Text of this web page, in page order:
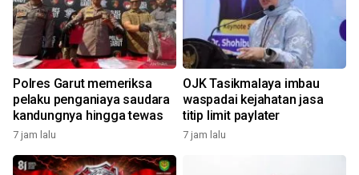
Polres Garut memeriksa
pelaku penganiaya saudara
kandungnya hingga tewas
7 jam lalu
OJK Tasikmalaya imbau
waspadai kejahatan jasa
titip limit paylater
7 jam lalu